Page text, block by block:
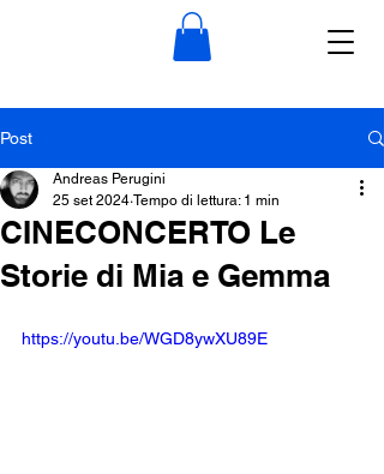
Post
CINECONCERTO Le
Storie di Mia e Gemma
Andreas Perugini
25 set 2024 Tempo di lettura: 1 min
https://youtu.be/WGD8ywXU89E